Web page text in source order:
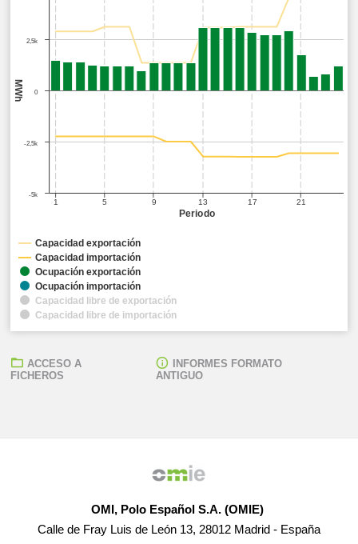
Periodo
MWh
1 5 9 13 17 21
0
-5k
-2,5k
2,5k
Capacidad exportación
Capacidad importación
Ocupación exportación
Ocupación importación
Capacidad libre de exportación
Capacidad libre de importación
ACCESO A
FICHEROS
INFORMES FORMATO
ANTIGUO
OMI, Polo Español S.A. (OMIE)
Calle de Fray Luis de León 13, 28012 Madrid - España